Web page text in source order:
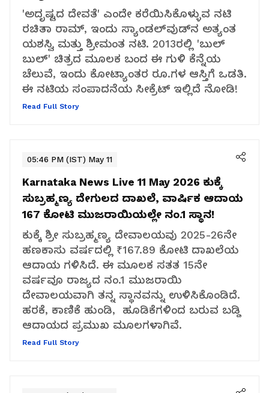
'ಅದೃಷ್ಟದ ದೇವತೆ' ಎಂದೇ ಕರೆಯಿಸಿಕೊಳ್ಳುವ ನಟಿ
ರಚಿತಾ ರಾಮ್, ಇಂದು ಸ್ಯಾಂಡಲ್‌ವುಡ್‌ನ ಅತ್ಯಂತ
ಯಶಸ್ವಿ ಮತ್ತು ಶ್ರೀಮಂತ ನಟಿ. 2013ರಲ್ಲಿ 'ಬುಲ್
ಬುಲ್' ಚಿತ್ರದ ಮೂಲಕ ಬಂದ ಈ ಗುಳಿ ಕೆನ್ನೆಯ
ಚೆಲುವೆ, ಇಂದು ಕೋಟ್ಯಾಂತರ ರೂ.ಗಳ ಆಸ್ತಿಗೆ ಒಡತಿ.
ಈ ನಟಿಯ ಸಂಪಾದನೆಯ ಸೀಕ್ರೆಟ್ ಇಲ್ಲಿದೆ ನೋಡಿ!
Read Full Story
05:46 PM (IST) May 11
Karnataka News Live 11 May 2026 ಕುಕ್ಕೆ
ಸುಬ್ರಹ್ಮಣ್ಯ ದೇಗುಲದ ದಾಖಲೆ, ವಾರ್ಷಿಕ ಆದಾಯ
₹167 ಕೋಟಿ ಮುಜರಾಯಿಯಲ್ಲೇ ನಂ.1 ಸ್ಥಾನ!
ಕುಕ್ಕೆ ಶ್ರೀ ಸುಬ್ರಹ್ಮಣ್ಯ ದೇವಾಲಯವು 2025-26ನೇ
ಹಣಕಾಸು ವರ್ಷದಲ್ಲಿ ₹167.89 ಕೋಟಿ ದಾಖಲೆಯ
ಆದಾಯ ಗಳಿಸಿದೆ. ಈ ಮೂಲಕ ಸತತ 15ನೇ
ವರ್ಷವೂ ರಾಜ್ಯದ ನಂ.1 ಮುಜರಾಯಿ
ದೇವಾಲಯವಾಗಿ ತನ್ನ ಸ್ಥಾನವನ್ನು ಉಳಿಸಿಕೊಂಡಿದೆ.
ಹರಕೆ, ಕಾಣಿಕೆ ಹುಂಡಿ, ಹೂಡಿಕೆಗಳಿಂದ ಬರುವ ಬಡ್ಡಿ
ಆದಾಯದ ಪ್ರಮುಖ ಮೂಲಗಳಾಗಿವೆ.
Read Full Story